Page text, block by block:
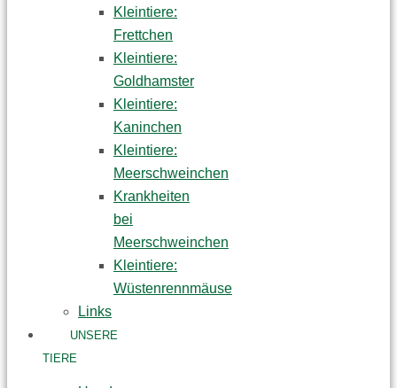
Kleintiere:
Frettchen
Kleintiere:
Goldhamster
Kleintiere:
Kaninchen
Kleintiere:
Meerschweinchen
Krankheiten
bei
Meerschweinchen
Kleintiere:
Wüstenrennmäuse
Links
UNSERE
TIERE